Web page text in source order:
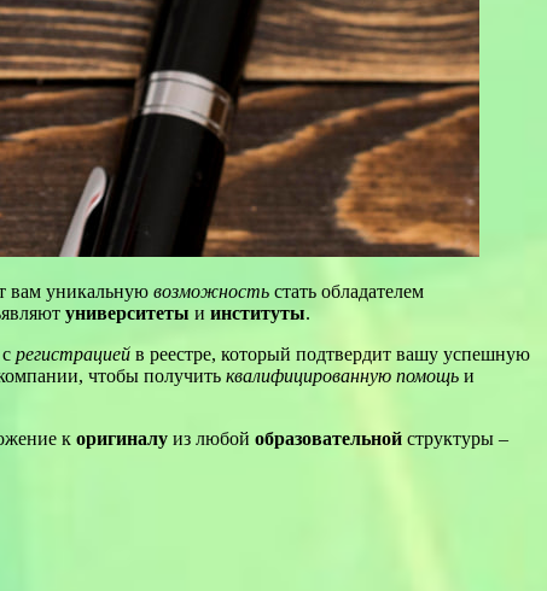
вам уникальную возможность стать обладателем
университеты и институты.
с регистрацией в реестре, который подтвердит вашу успешную
чтобы получить квалифицированную помощь и
к оригиналу из любой образовательной структуры –